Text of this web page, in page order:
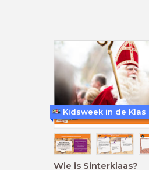
Wie is Sinterklaas?
Kidsweek in de Klas